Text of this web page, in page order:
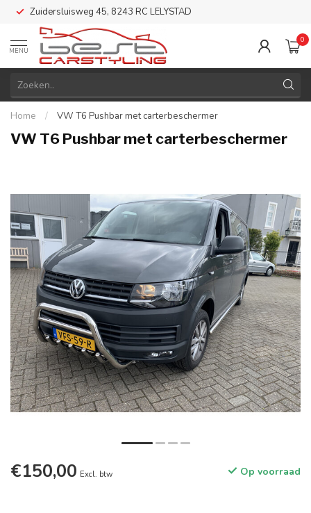
Zuidersluisweg 45, 8243 RC LELYSTAD
MENU
0
Home / VW T6 Pushbar met carterbeschermer
VW T6 Pushbar met carterbeschermer
€150,00 Excl. btw Op voorraad